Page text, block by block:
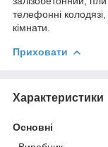
телефонні колодязі,
кімнати.
Приховати
Характеристики
Основні